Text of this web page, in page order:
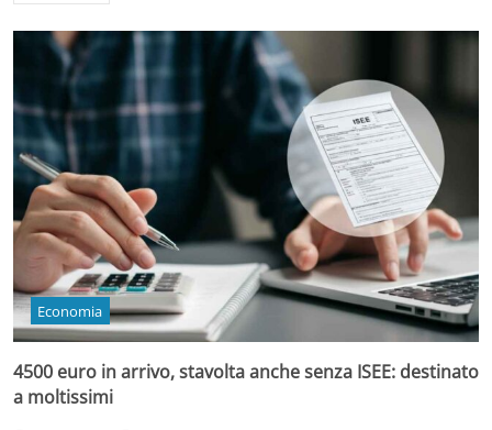
Economia
4500 euro in arrivo, stavolta anche senza ISEE: destinato
a moltissimi